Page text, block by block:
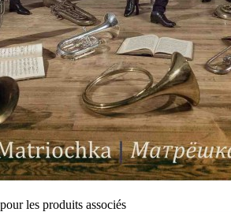
les produits associés